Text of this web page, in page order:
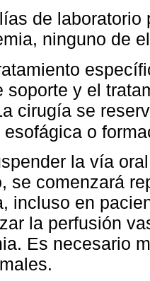
de
ninguno de
soporte y el
cirugía se
esofágica o
la vía
se comenzará
incluso en
la perfusión
Es necesario